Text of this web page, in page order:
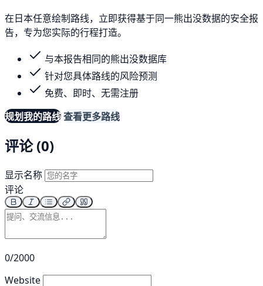
在日本任意绘制路线，立即获得基于同一熊出没数据的安全报
告，专为您实际的行程打造。
与本报告相同的熊出没数据库
针对您具体路线的风险预测
免费、即时、无需注册
规划我的路线查看更多路线
评论 (0)
显示名称
评论
0/2000
Website